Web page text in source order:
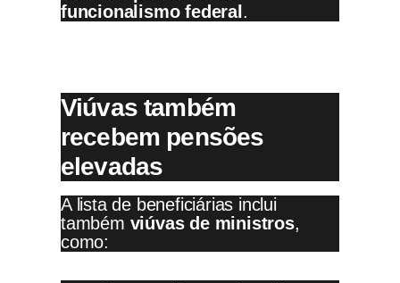
funcionalismo federal .
Viúvas também
recebem pensões
elevadas
A lista de beneficiárias inclui
também viúvas de ministros,
como: